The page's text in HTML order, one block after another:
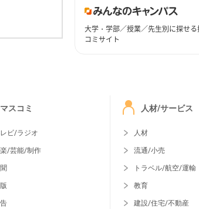
大学・学部／授業／先生別に探せ
コミサイト
マスコミ
ビ/ラジオ
/芸能/制作
人材/サービス
人材
流通/小売
トラベル/航空/運輸
教育
建設/住宅/不動産